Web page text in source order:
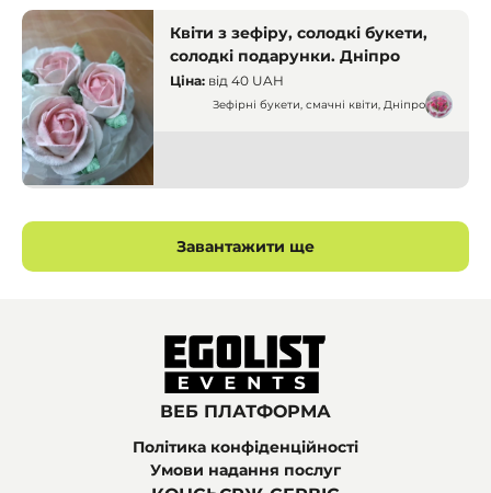
Квіти з зефіру, солодкі букети,
солодкі подарунки. Дніпро
Ціна: від 40 UAH
Зефірні букети, смачні квіти, Дніпро
Кондитери
Дніпро
Завантажити ще
ВЕБ ПЛАТФОРМА
Політика конфіденційності
Умови надання послуг